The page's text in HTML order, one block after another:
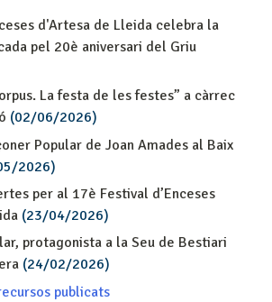
d'Artesa de Lleida celebra la
pel 20è aniversari del Griu
La festa de les festes” a càrrec
(02/06/2026)
Popular de Joan Amades al Baix
2026)
per al 17è Festival d’Enceses
(23/04/2026)
protagonista a la Seu de Bestiari
(24/02/2026)
publicats